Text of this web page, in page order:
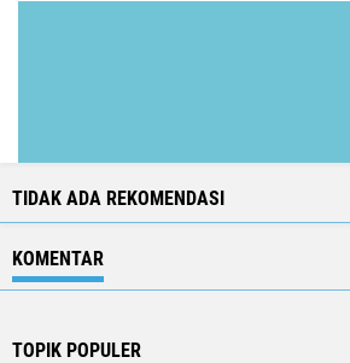
TIDAK ADA REKOMENDASI
KOMENTAR
TOPIK POPULER